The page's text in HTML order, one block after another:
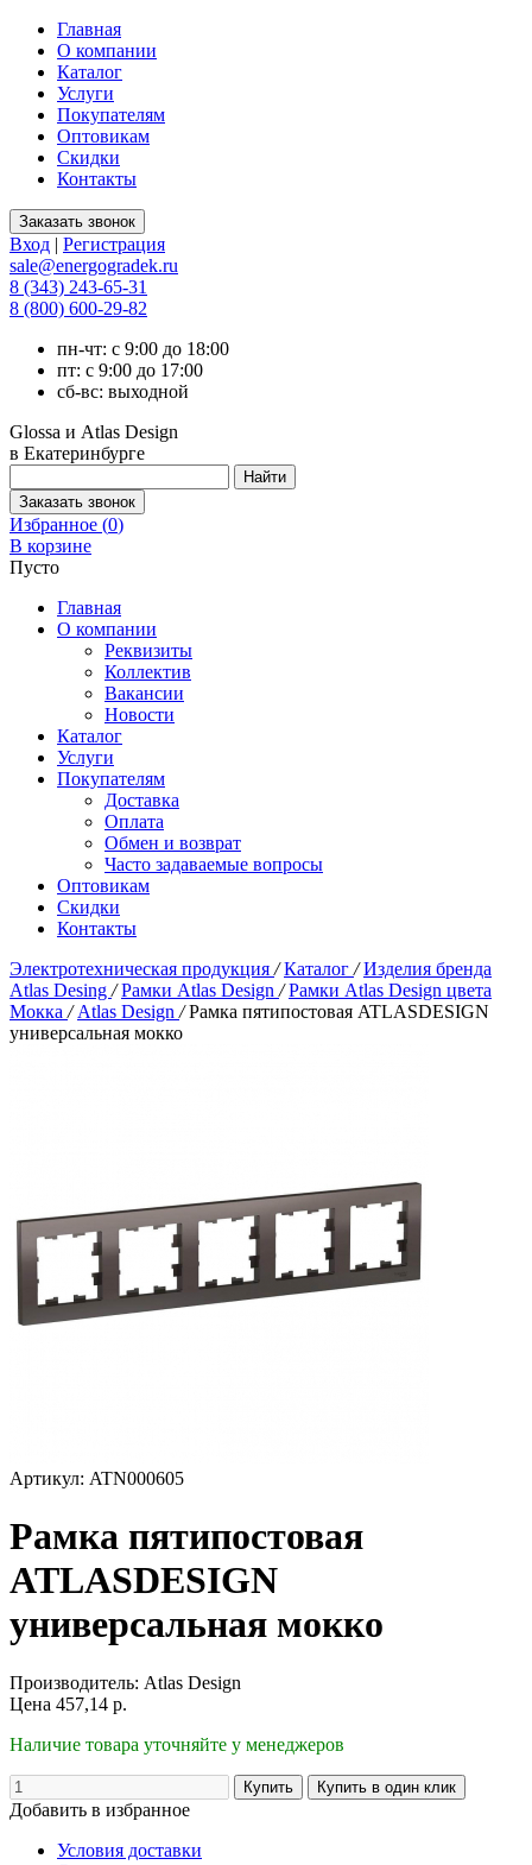
Главная
О компании
Каталог
Услуги
Покупателям
Оптовикам
Скидки
Контакты
Вход | Регистрация
sale@energogradek.ru
8 (343) 243-65-31
8 (800) 600-29-82
пн-чт: с 9:00 до 18:00
пт: с 9:00 до 17:00
сб-вс: выходной
Glossa и Atlas Design
в Екатеринбурге
Избранное (0)
В корзине
Пусто
Главная
О компании
Реквизиты
Коллектив
Вакансии
Новости
Каталог
Услуги
Покупателям
Доставка
Оплата
Обмен и возврат
Часто задаваемые вопросы
Оптовикам
Скидки
Контакты
Электротехническая продукция / Каталог / Изделия бренда
Atlas Desing / Рамки Atlas Design / Рамки Atlas Design цвета
Мокка / Atlas Design / Рамка пятипостовая ATLASDESIGN
универсальная мокко
Артикул: ATN000605
Рамка пятипостовая
ATLASDESIGN
универсальная мокко
Производитель: Atlas Design
Цена 457,14 р.
Наличие товара уточняйте у менеджеров
Добавить в избранное
Условия доставки